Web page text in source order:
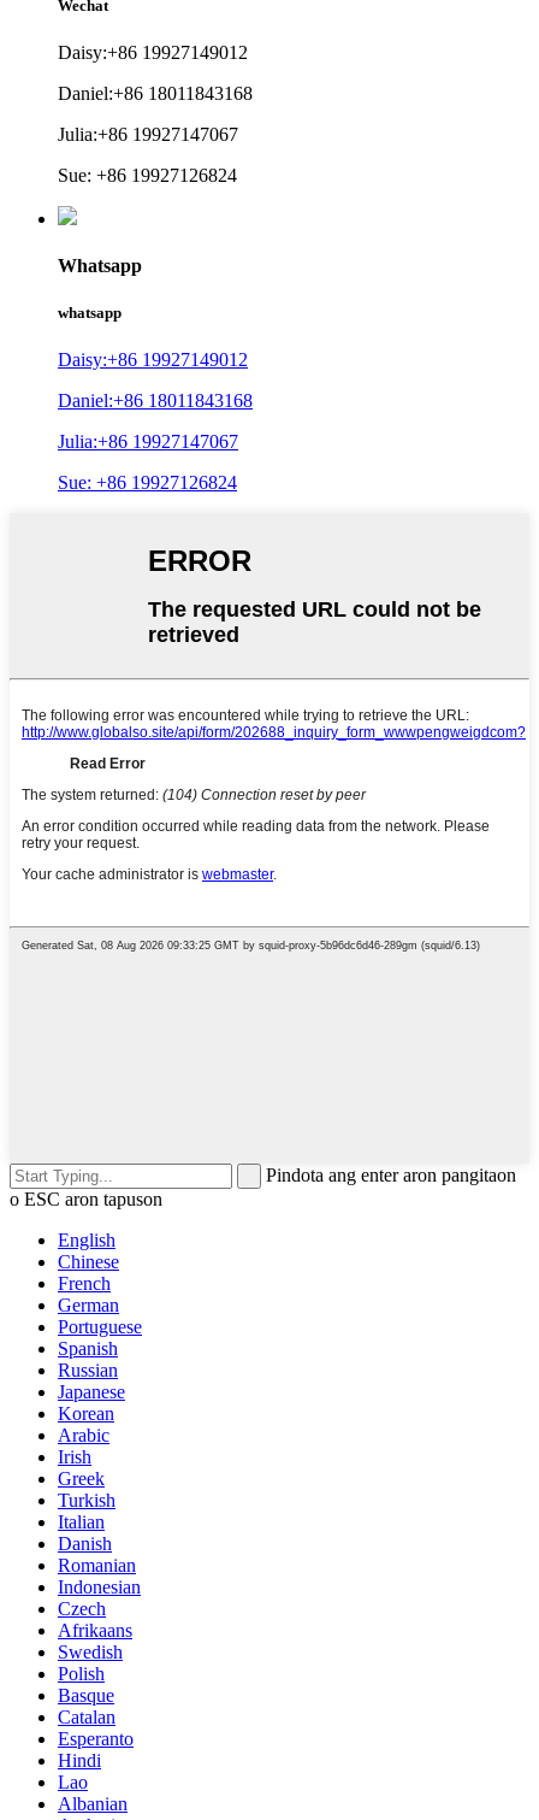
Wechat
Daisy:+86 19927149012
Daniel:+86 18011843168
Julia:+86 19927147067
Sue: +86 19927126824
Whatsapp
whatsapp
Daisy:+86 19927149012
Daniel:+86 18011843168
Julia:+86 19927147067
Sue: +86 19927126824
Pindota ang enter aron pangitaon
o ESC aron tapuson
English
Chinese
French
German
Portuguese
Spanish
Russian
Japanese
Korean
Arabic
Irish
Greek
Turkish
Italian
Danish
Romanian
Indonesian
Czech
Afrikaans
Swedish
Polish
Basque
Catalan
Esperanto
Hindi
Lao
Albanian